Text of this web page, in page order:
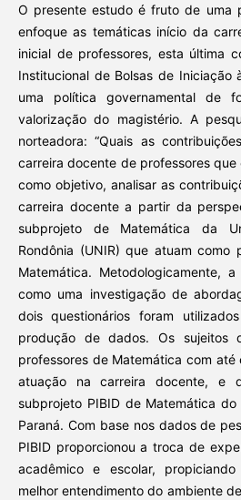
O presente estudo é fruto de uma
enfoque as temáticas início da
inicial de professores, esta última
Institucional de Bolsas de Iniciação
uma política governamental de
valorização do magistério. A
norteadora: “Quais as
carreira docente de professores que
como objetivo, analisar as
carreira docente a partir da
subprojeto de Matemática da
Rondônia (UNIR) que atuam como
Matemática. Metodologicamente,
como uma investigação de
dois questionários foram
produção de dados. Os sujeitos
professores de Matemática com
atuação na carreira docente, e
subprojeto PIBID de Matemática do
Paraná. Com base nos dados de
PIBID proporcionou a troca de
acadêmico e escolar,
melhor entendimento do ambiente